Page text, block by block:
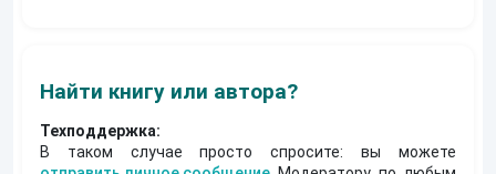
Найти книгу или автора?
Техподдержка:
В таком случае просто спросите: вы можете